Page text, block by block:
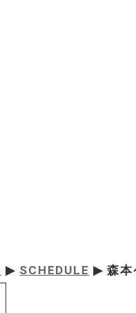
▶ SCHEDULE ▶ 森本